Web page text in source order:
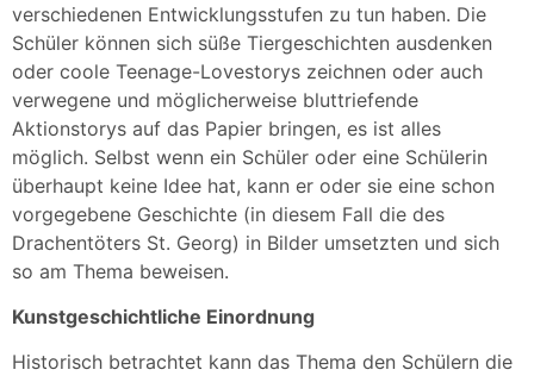
verschiedenen Entwicklungsstufen zu tun haben. Die
Schüler können sich süße Tiergeschichten ausdenken
oder coole Teenage-Lovestorys zeichnen oder auch
verwegene und möglicherweise bluttriefende
Aktionstorys auf das Papier bringen, es ist alles
möglich. Selbst wenn ein Schüler oder eine Schülerin
überhaupt keine Idee hat, kann er oder sie eine schon
vorgegebene Geschichte (in diesem Fall die des
Drachentöters St. Georg) in Bilder umsetzten und sich
so am Thema beweisen.
Kunstgeschichtliche Einordnung
Historisch betrachtet kann das Thema den Schülern die